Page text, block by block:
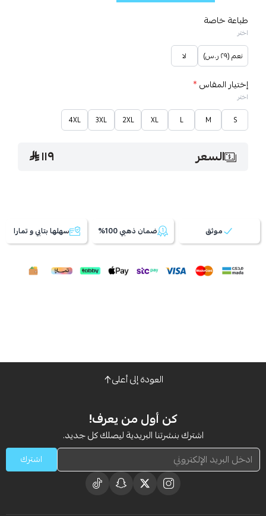
طباعة خاصة
اختر
نعم (٢٩ ر.س) لا
إختيار المقاس*
اختر
S
M
L
XL
2XL
3XL
4XL
السعر ١١٩
موثق ضمان ذهبي 100% سهلها بتابي و تمارا
العودة إلى أعلى
كن أول من يعرف!
اشترك بنشرتنا البريدية ليصلك كل جديد.
اشترك